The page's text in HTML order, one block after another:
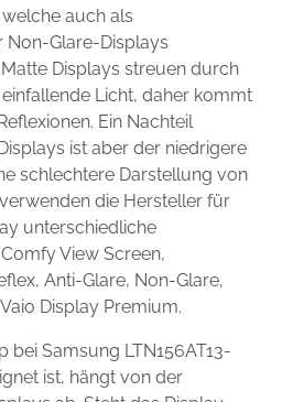
auch als
Non-Glare-Displays
Displays streuen durch
Licht, daher kommt
Ein Nachteil
ist aber der niedrigere
schlechtere Darstellung von
die Hersteller für
unterschiedliche
View Screen,
Anti-Glare, Non-Glare,
Display Premium.
bei Samsung LTN156AT13-
ist, hängt von der